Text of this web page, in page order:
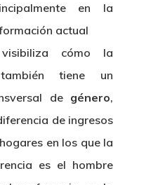
en la
actual
cómo la
tiene un
de género,
de ingresos
en los que la
es el hombre